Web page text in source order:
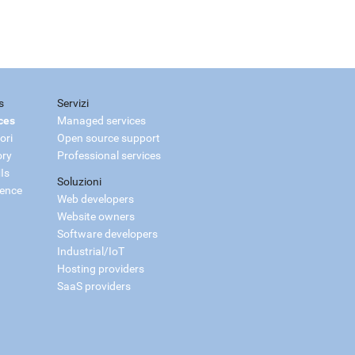
Servizi
Managed services
Open source support
Professional services
Soluzioni
Web developers
Website owners
Software developers
Industrial/IoT
Hosting providers
SaaS providers